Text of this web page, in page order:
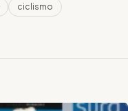
ciclismo